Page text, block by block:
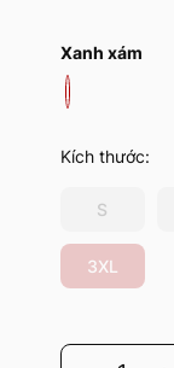
Xanh xám
Kích thước:
S
3XL